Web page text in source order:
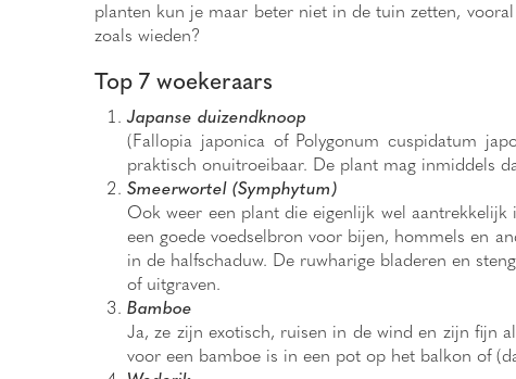
planten kun je maar beter niet in de tuin zetten,
zoals wieden?
Top 7 woekeraars
Japanse duizendknoop
(Fallopia japonica of Polygonum cuspidatum
praktisch onuitroeibaar. De plant mag inmiddels
Smeerwortel (Symphytum)
Ook weer een plant die eigenlijk wel
een goede voedselbron voor bijen, hommels en
in de halfschaduw. De ruwharige bladeren en
of uitgraven.
Bamboe
Ja, ze zijn exotisch, ruisen in de wind en zijn fijn
voor een bamboe is in een pot op het balkon of